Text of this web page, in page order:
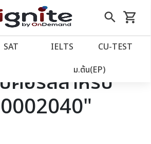
close
ไนท์
search
Skip
to
shopping_cart
รถเข็น
SAT IELTS CU‑TEST
ม.ต้น(EP)
คอร์สสำหรับ